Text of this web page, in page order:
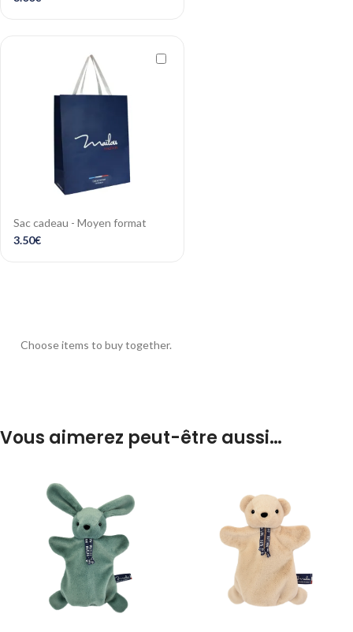
Sac cadeau - Moyen format
3.50€
Choose items to buy together.
Vous aimerez peut-être aussi…